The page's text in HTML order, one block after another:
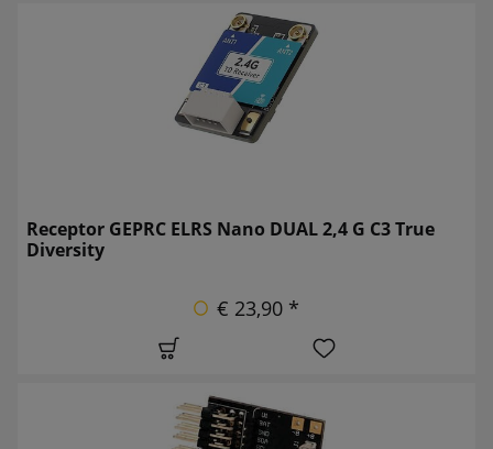
Receptor GEPRC ELRS Nano DUAL 2,4 G C3 True
Diversity
€ 23,90 *